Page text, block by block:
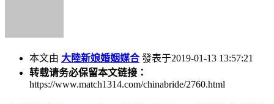
本文由 大陸新娘婚姻媒合 發表于2019-01-13 13:57:21
转载请务必保留本文链接：
https://www.match1314.com/chinabride/2760.html